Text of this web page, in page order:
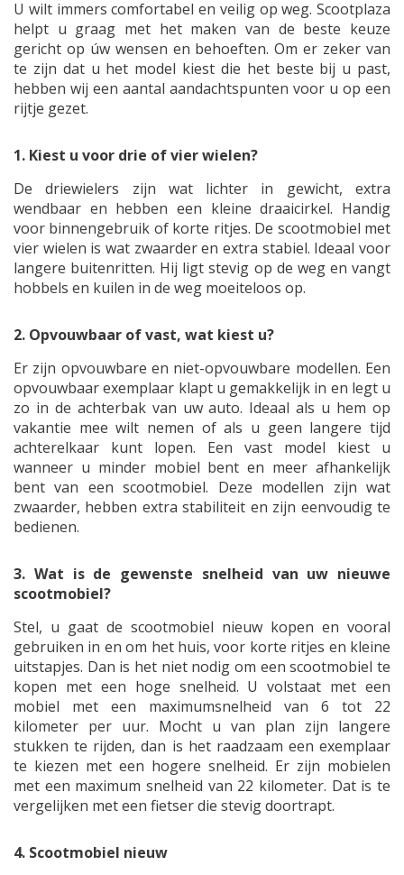
U wilt immers comfortabel en veilig op weg. Scootplaza
helpt u graag met het maken van de beste keuze
gericht op úw wensen en behoeften. Om er zeker van
te zijn dat u het model kiest die het beste bij u past,
hebben wij een aantal aandachtspunten voor u op een
rijtje gezet.
1. Kiest u voor drie of vier wielen?
De driewielers zijn wat lichter in gewicht, extra
wendbaar en hebben een kleine draaicirkel. Handig
voor binnengebruik of korte ritjes. De scootmobiel met
vier wielen is wat zwaarder en extra stabiel. Ideaal voor
langere buitenritten. Hij ligt stevig op de weg en vangt
hobbels en kuilen in de weg moeiteloos op.
2. Opvouwbaar of vast, wat kiest u?
Er zijn opvouwbare en niet-opvouwbare modellen. Een
opvouwbaar exemplaar klapt u gemakkelijk in en legt u
zo in de achterbak van uw auto. Ideaal als u hem op
vakantie mee wilt nemen of als u geen langere tijd
achterelkaar kunt lopen. Een vast model kiest u
wanneer u minder mobiel bent en meer afhankelijk
bent van een scootmobiel. Deze modellen zijn wat
zwaarder, hebben extra stabiliteit en zijn eenvoudig te
bedienen.
3. Wat is de gewenste snelheid van uw nieuwe
scootmobiel?
Stel, u gaat de scootmobiel nieuw kopen en vooral
gebruiken in en om het huis, voor korte ritjes en kleine
uitstapjes. Dan is het niet nodig om een scootmobiel te
kopen met een hoge snelheid. U volstaat met een
mobiel met een maximumsnelheid van 6 tot 22
kilometer per uur. Mocht u van plan zijn langere
stukken te rijden, dan is het raadzaam een exemplaar
te kiezen met een hogere snelheid. Er zijn mobielen
met een maximum snelheid van 22 kilometer. Dat is te
vergelijken met een fietser die stevig doortrapt.
4. Scootmobiel nieuw